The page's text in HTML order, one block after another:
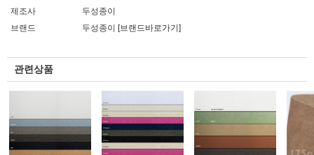
제조사
두성종이
브랜드
두성종이 [브랜드바로가기]
관련상품